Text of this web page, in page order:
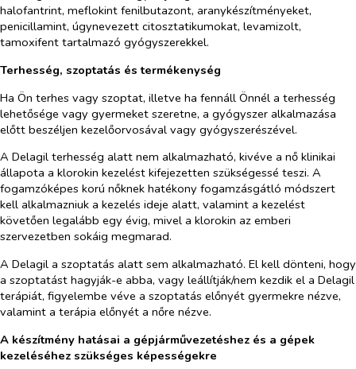
halofantrint, meflokint fenilbutazont, aranykészítményeket,
penicillamint, úgynevezett citosztatikumokat, levamizolt,
tamoxifent tartalmazó gyógyszerekkel.
Terhesség, szoptatás és termékenység
Ha Ön terhes vagy szoptat, illetve ha fennáll Önnél a terhesség
lehetősége vagy gyermeket szeretne, a gyógyszer alkalmazása
előtt beszéljen kezelőorvosával vagy gyógyszerészével.
A Delagil terhesség alatt nem alkalmazható, kivéve a nő klinikai
állapota a klorokin kezelést kifejezetten szükségessé teszi. A
fogamzóképes korú nőknek hatékony fogamzásgátló módszert
kell alkalmazniuk a kezelés ideje alatt, valamint a kezelést
követően legalább egy évig, mivel a klorokin az emberi
szervezetben sokáig megmarad.
A Delagil a szoptatás alatt sem alkalmazható. El kell dönteni, hogy
a szoptatást hagyják-e abba, vagy leállítják/nem kezdik el a Delagil
terápiát, figyelembe véve a szoptatás előnyét gyermekre nézve,
valamint a terápia előnyét a nőre nézve.
A készítmény hatásai a gépjárművezetéshez és a gépek
kezeléséhez szükséges képességekre